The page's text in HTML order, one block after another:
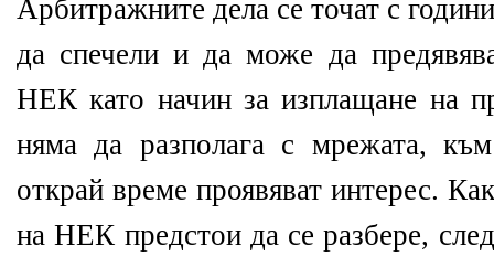
Арбитражните дела се точат с
да спечели и да може да
НЕК като начин за изплащане на
няма да разполага с мрежата,
открай време проявяват интерес.
на НЕК предстои да се разбере,